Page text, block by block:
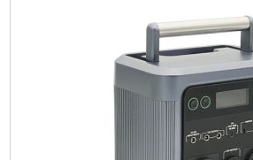
280 мм
Подробнее...